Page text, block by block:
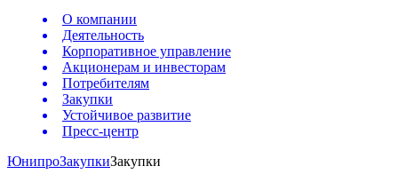
О компании
Деятельность
Корпоративное управление
Акционерам и инвесторам
Потребителям
Закупки
Устойчивое развитие
Пресс-центр
ЮнипроЗакупкиЗакупки